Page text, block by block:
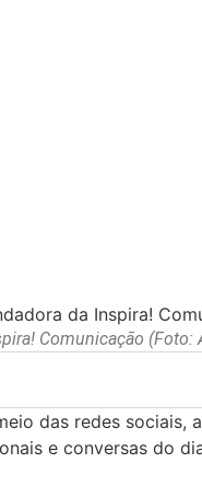
Comunicação (Foto:
das redes sociais,
e conversas do